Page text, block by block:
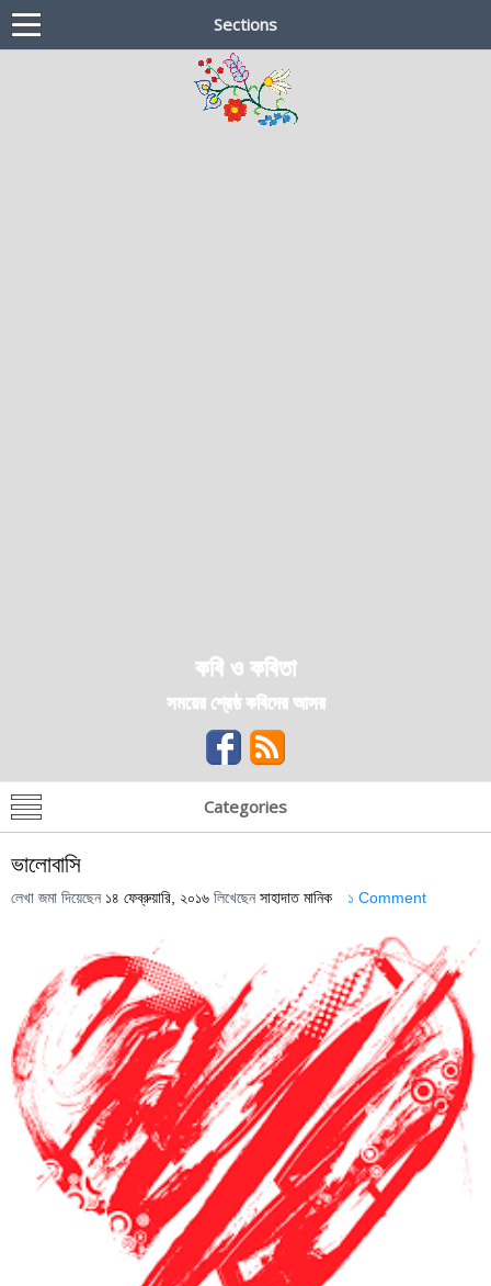
Sections
কবি ও কবিতা
সময়ের শ্রেষ্ঠ কবিদের আসর
Categories
ভালোবাসি
লেখা জমা দিয়েছেন ১৪ ফেব্রুয়ারি, ২০১৬ লিখেছেন সাহাদাত মানিক ১ Comment